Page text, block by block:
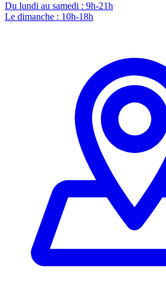
Du lundi au samedi : 9h-21h
Le dimanche : 10h-18h